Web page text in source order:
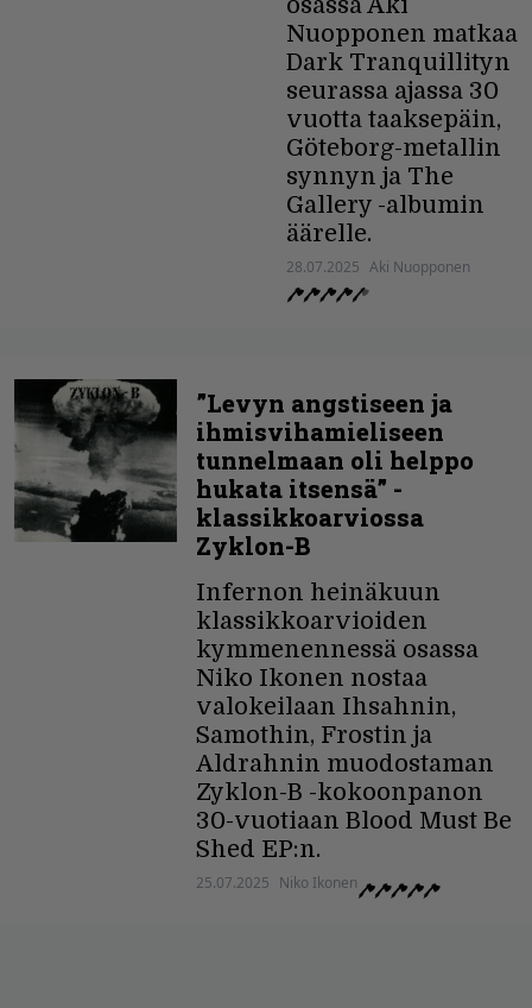
Nuopponen matkaa
Dark Tranquillityn
seurassa ajassa 30
vuotta taaksepäin,
Göteborg-metallin
synnyn ja The
Gallery -albumin
äärelle.
28.07.2025 Aki Nuopponen
”Levyn angstiseen ja
ihmisvihamieliseen
tunnelmaan oli helppo
hukata itsensä” -
klassikkoarviossa
Zyklon-B
Infernon heinäkuun
klassikkoarvioiden
kymmenennessä osassa
Niko Ikonen nostaa
valokeilaan Ihsahnin,
Samothin, Frostin ja
Aldrahnin muodostaman
Zyklon-B -kokoonpanon
30-vuotiaan Blood Must Be
Shed EP:n.
25.07.2025 Niko Ikonen